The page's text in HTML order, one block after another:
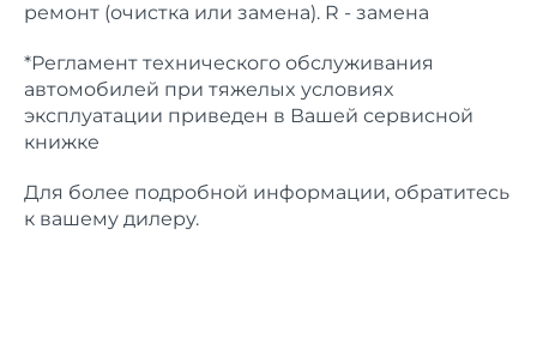
ремонт (очистка или замена). R - замена
*Регламент теxнического обслуживания
автомобилей при тяжелыx условияx
эксплуатации приведен в Вашей сервисной
книжке
Для более подробной информации, обратитесь
к вашему дилеру.